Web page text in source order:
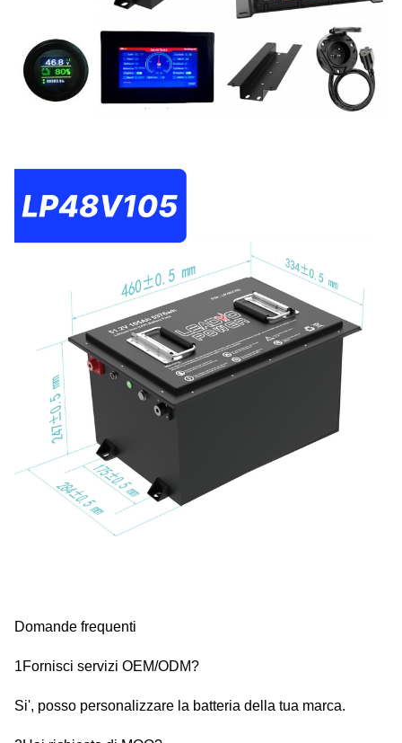
Domande frequenti
1Fornisci servizi OEM/ODM?
Si', posso personalizzare la batteria della tua marca.